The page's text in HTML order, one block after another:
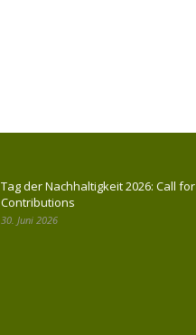
Tag der Nachhaltigkeit 2026: Call for
Contributions
30. Juni 2026